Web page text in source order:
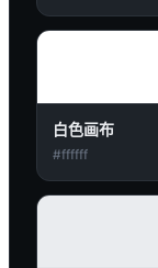
白色画布
#ffffff